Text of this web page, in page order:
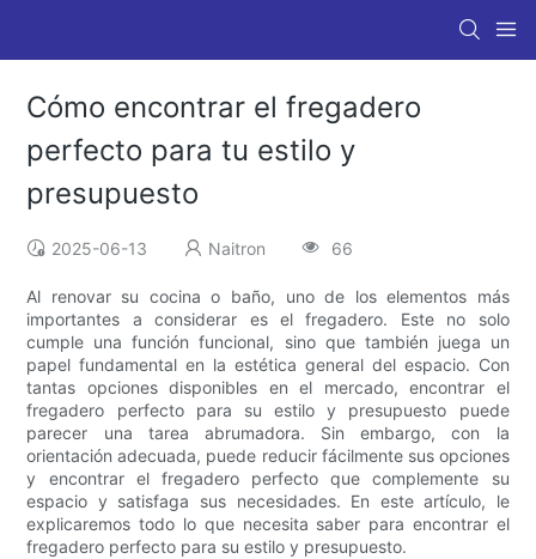
Cómo encontrar el fregadero
perfecto para tu estilo y
presupuesto
2025-06-13 Naitron 66
Al renovar su cocina o baño, uno de los elementos más
importantes a considerar es el fregadero. Este no solo
cumple una función funcional, sino que también juega un
papel fundamental en la estética general del espacio. Con
tantas opciones disponibles en el mercado, encontrar el
fregadero perfecto para su estilo y presupuesto puede
parecer una tarea abrumadora. Sin embargo, con la
orientación adecuada, puede reducir fácilmente sus opciones
y encontrar el fregadero perfecto que complemente su
espacio y satisfaga sus necesidades. En este artículo, le
explicaremos todo lo que necesita saber para encontrar el
fregadero perfecto para su estilo y presupuesto.